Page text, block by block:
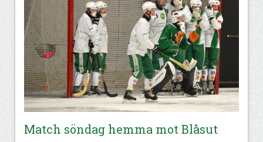
Match söndag hemma mot Blåsut